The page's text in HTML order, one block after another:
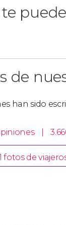
de
han sido
fotos de